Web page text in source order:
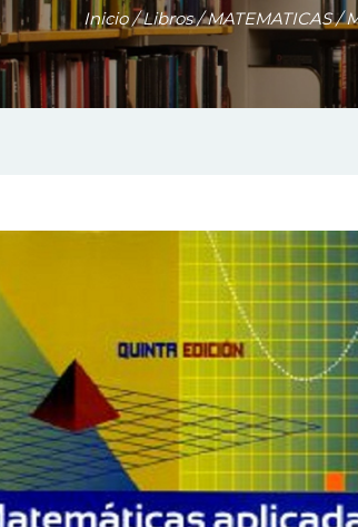
Inicio/Libros/MATEMATICAS/